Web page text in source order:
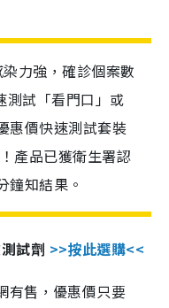
力強，確診個案數
測試「看門口」或
惠價快速測試套裝
產品已獲衛生署認
鐘知結果。
試劑 >>按此選購<<
有售，優惠價只要